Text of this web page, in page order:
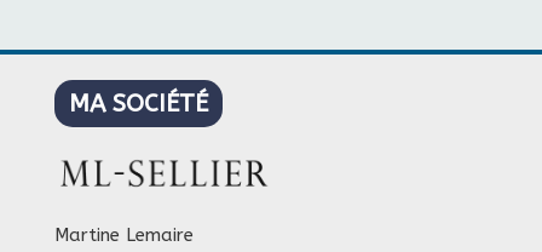
MA SOCIÉTÉ
Martine Lemaire